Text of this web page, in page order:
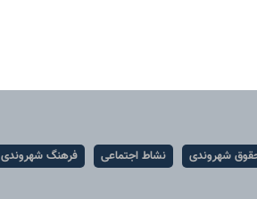
شهروندی نشاط اجتماعی فرهنگ شهروندی